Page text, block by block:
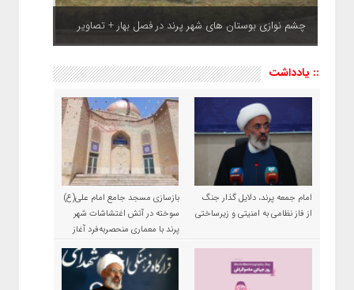
چشم نوازی بوستان های شهر پرند در فصل بهار + تصاویر
:: یادداشت
امام جمعه پرند، دلایل گذار جنگ
از فاز نظامی به امنیتی و زیرساختی
بازسازی مسجد جامع امام علی(ع)
سوخته در آتش اغتشاشات شهر
پرند با معماری منحصربه‌فرد آغاز
شد